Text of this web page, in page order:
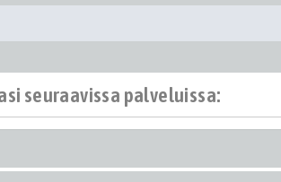
seuraavissa palveluissa: